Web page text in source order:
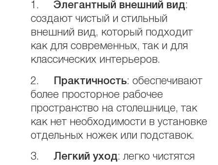
1. Элегантный внешний вид:
создают чистый и стильный
внешний вид, который подходит
как для современных, так и для
классических интерьеров.
2. Практичность: обеспечивают
более просторное рабочее
пространство на столешнице, так
как нет необходимости в установке
отдельных ножек или подставок.
3. Легкий уход: легко чистятся